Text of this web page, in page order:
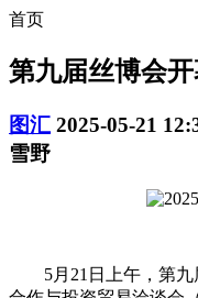
首页
第九届丝博会
图汇 2025-05-21
雪野
5月21日上午，第九